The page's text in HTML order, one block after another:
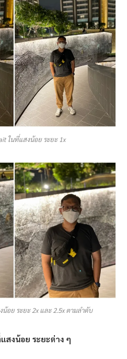
ในที่แสงน้อย ระยะ 1x
อย ระยะ 2x และ 2.5x ตามลำดับ
งน้อย ระยะต่าง ๆ